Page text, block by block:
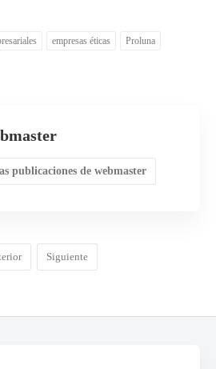
empresas éticas
Proluna
publicaciones de webmaster
Siguiente